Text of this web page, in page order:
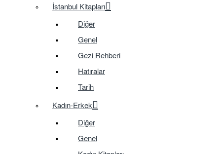
İstanbul Kitapları
Diğer
Genel
Gezi Rehberi
Hatıralar
Tarih
Kadın-Erkek
Diğer
Genel